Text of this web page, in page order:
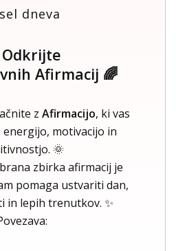
dneva
Odkrijte
Afirmacij 🌈
z Afirmacijo, ki vas
motivacijo in
🌞
zbirka afirmacij je
pomaga ustvariti dan,
in lepih trenutkov. ✨